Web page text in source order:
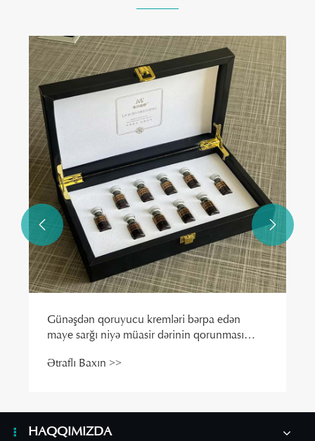
Tam Molekulyar Hialuron turşusu maskasını
dərinin dərin nəmləndirilməsi üçün bu qədər
təsirli edən nədir?
Ətraflı Baxın >>
 
HAQQIMIZDA